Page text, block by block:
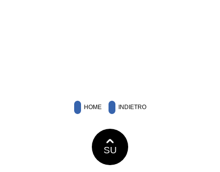
HOME INDIETRO
SU